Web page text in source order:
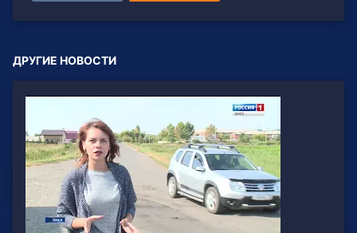
ДРУГИЕ НОВОСТИ